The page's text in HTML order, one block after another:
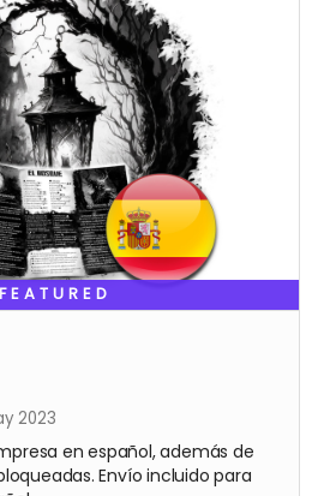
FEATURED
2023
en español, además de
Envío incluido para